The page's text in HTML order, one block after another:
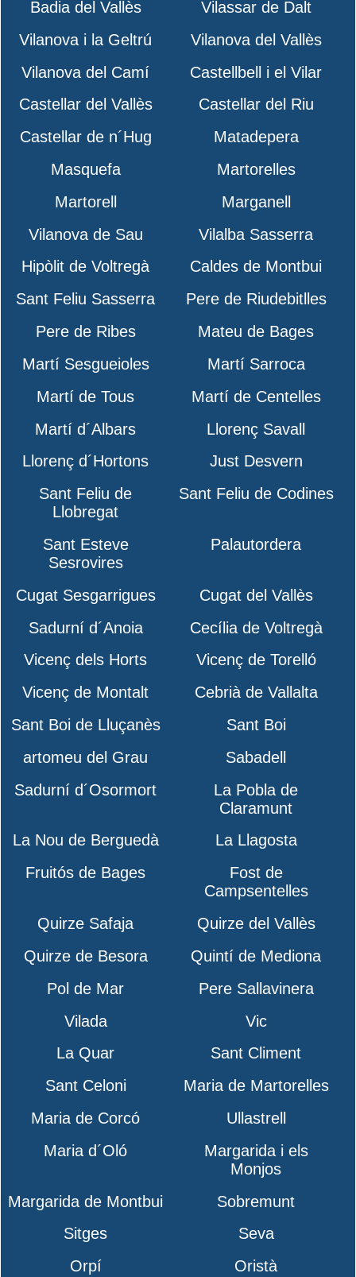
Badia del Vallès
Vilassar de Dalt
Vilanova i la Geltrú
Vilanova del Vallès
Vilanova del Camí
Castellbell i el Vilar
Castellar del Vallès
Castellar del Riu
Castellar de n´Hug
Matadepera
Masquefa
Martorelles
Martorell
Marganell
Vilanova de Sau
Vilalba Sasserra
Hipòlit de Voltregà
Caldes de Montbui
Sant Feliu Sasserra
Pere de Riudebitlles
Pere de Ribes
Mateu de Bages
Martí Sesgueioles
Martí Sarroca
Martí de Tous
Martí de Centelles
Martí d´Albars
Llorenç Savall
Llorenç d´Hortons
Just Desvern
Sant Feliu de
Llobregat
Sant Feliu de Codines
Sant Esteve
Sesrovires
Palautordera
Cugat Sesgarrigues
Cugat del Vallès
Sadurní d´Anoia
Cecília de Voltregà
Vicenç dels Horts
Vicenç de Torelló
Vicenç de Montalt
Cebrià de Vallalta
Sant Boi de Lluçanès
Sant Boi
artomeu del Grau
Sabadell
Sadurní d´Osormort
La Pobla de
Claramunt
La Nou de Berguedà
La Llagosta
Fruitós de Bages
Fost de
Campsentelles
Quirze Safaja
Quirze del Vallès
Quirze de Besora
Quintí de Mediona
Pol de Mar
Pere Sallavinera
Vilada
Vic
La Quar
Sant Climent
Sant Celoni
Maria de Martorelles
Maria de Corcó
Ullastrell
Maria d´Oló
Margarida i els
Monjos
Margarida de Montbui
Sobremunt
Sitges
Seva
Orpí
Oristà